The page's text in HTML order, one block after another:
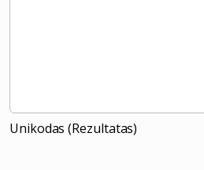
Unikodas (Rezultatas)